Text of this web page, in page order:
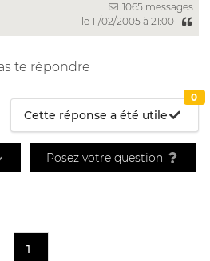
1065 messages
le 11/02/2005 à 21:00
te répondre
Cette réponse a été utile
0
Posez votre question
1